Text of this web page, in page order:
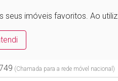
imóveis favoritos. Ao
(Chamada para a rede móvel nacional)